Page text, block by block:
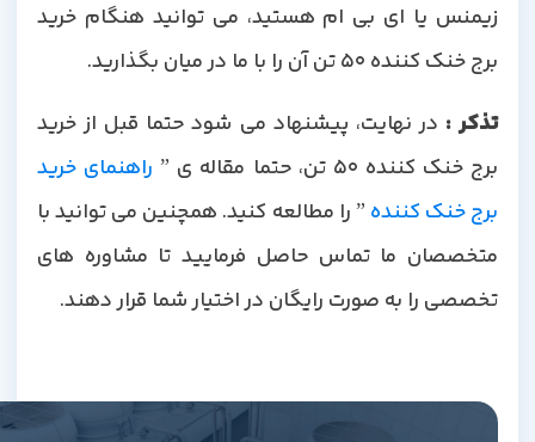
زیمنس یا ای بی ام هستید، می توانید هنگام خرید
برج خنک کننده 50 تن آن را با ما در میان بگذارید.
تذکر:در نهایت، پیشنهاد می شود حتما قبل از خرید
برج خنک کننده 50 تن، حتما مقاله ی ”
راهنمای خرید
برج خنک کننده” را مطالعه کنید. همچنین می توانید با
متخصصان ما تماس حاصل فرمایید تا مشاوره های
تخصصی را به صورت رایگان در اختیار شما قرار دهند.